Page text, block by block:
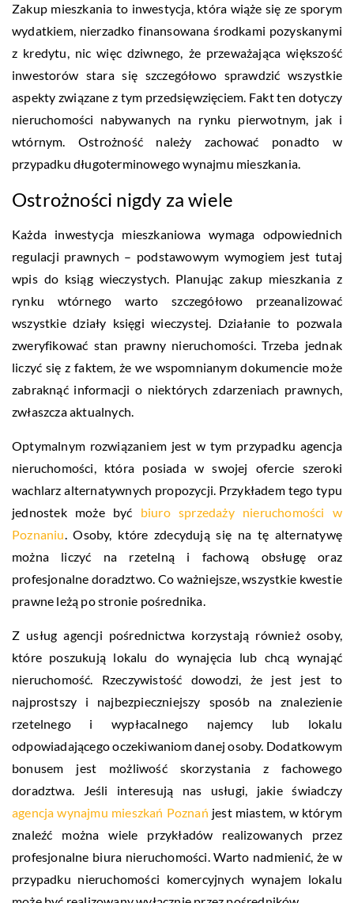
Zakup mieszkania to inwestycja, która wiąże się ze sporym
wydatkiem, nierzadko finansowana środkami pozyskanymi
z kredytu, nic więc dziwnego, że przeważająca większość
inwestorów stara się szczegółowo sprawdzić wszystkie
aspekty związane z tym przedsięwzięciem. Fakt ten dotyczy
nieruchomości nabywanych na rynku pierwotnym, jak i
wtórnym. Ostrożność należy zachować ponadto w
przypadku długoterminowego wynajmu mieszkania.
Ostrożności nigdy za wiele
Każda inwestycja mieszkaniowa wymaga odpowiednich
regulacji prawnych – podstawowym wymogiem jest tutaj
wpis do ksiąg wieczystych. Planując zakup mieszkania z
rynku wtórnego warto szczegółowo przeanalizować
wszystkie działy księgi wieczystej. Działanie to pozwala
zweryfikować stan prawny nieruchomości. Trzeba jednak
liczyć się z faktem, że we wspomnianym dokumencie może
zabraknąć informacji o niektórych zdarzeniach prawnych,
zwłaszcza aktualnych.
Optymalnym rozwiązaniem jest w tym przypadku agencja
nieruchomości, która posiada w swojej ofercie szeroki
wachlarz alternatywnych propozycji. Przykładem tego typu
jednostek może być biuro sprzedaży nieruchomości w
Poznaniu. Osoby, które zdecydują się na tę alternatywę
można liczyć na rzetelną i fachową obsługę oraz
profesjonalne doradztwo. Co ważniejsze, wszystkie kwestie
prawne leżą po stronie pośrednika.
Z usług agencji pośrednictwa korzystają również osoby,
które poszukują lokalu do wynajęcia lub chcą wynająć
nieruchomość. Rzeczywistość dowodzi, że jest jest to
najprostszy i najbezpieczniejszy sposób na znalezienie
rzetelnego i wypłacalnego najemcy lub lokalu
odpowiadającego oczekiwaniom danej osoby. Dodatkowym
bonusem jest możliwość skorzystania z fachowego
doradztwa. Jeśli interesują nas usługi, jakie świadczy
agencja wynajmu mieszkań Poznań jest miastem, w którym
znaleźć można wiele przykładów realizowanych przez
profesjonalne biura nieruchomości. Warto nadmienić, że w
przypadku nieruchomości komercyjnych wynajem lokalu